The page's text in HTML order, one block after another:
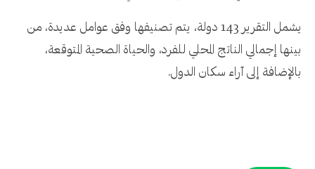
يشمل التقرير 143 دولة، يتم تصنيفها وفق عوامل عديدة، من
بينها إجمالي الناتج المحلي للفرد، والحياة الصحية المتوقعة،
بالإضافة إلى آراء سكان الدول.